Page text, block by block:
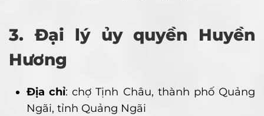
3. Đại lý ủy quyền Huyền
Hương
Địa chỉ: chợ Tịnh Châu, thành phố Quảng
Ngãi, tỉnh Quảng Ngãi